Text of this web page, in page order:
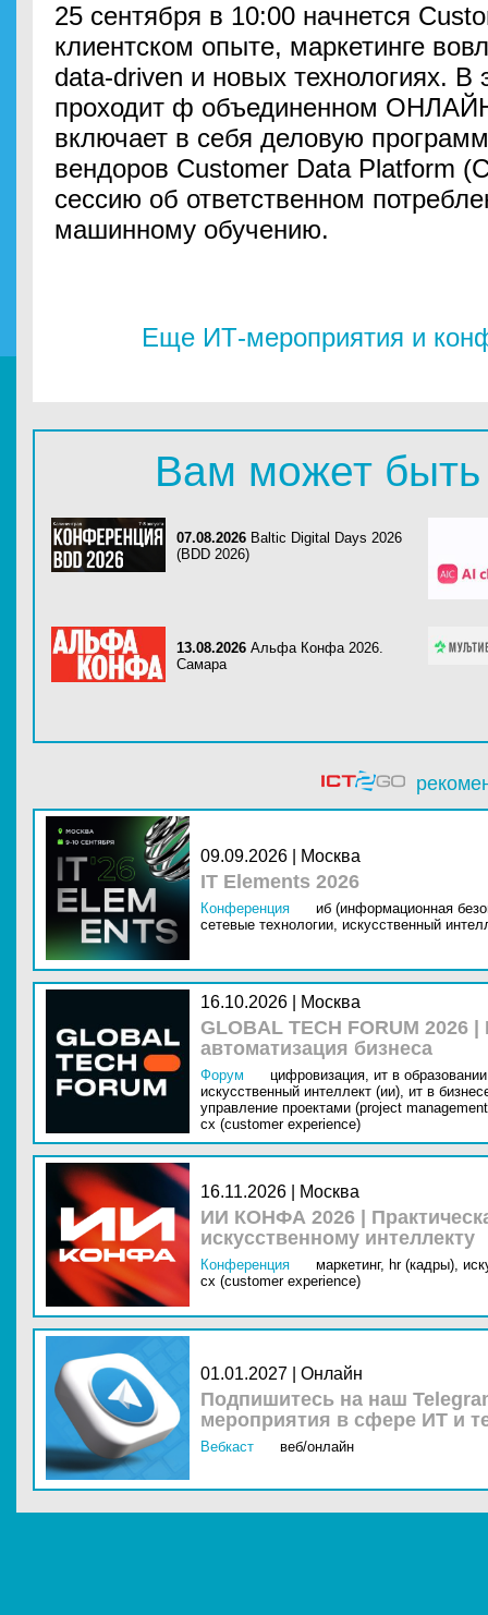
25 сентября в 10:00 начнется
клиентском опыте, маркетинге
data-driven и новых технологиях. В
проходит ф объединенном
включает в себя деловую
вендоров Customer Data Platform
сессию об ответственном
машинному обучению.
Еще ИТ-мероприятия и
Вам может быть
07.08.2026 Baltic Digital Days 2026
(BDD 2026)
13.08.2026 Альфа Конфа 2026.
Самара
09.09.2026 | Москва
IT Elements 2026
Конференция
иб (информационная
сетевые технологии, искусственный
16.10.2026 | Москва
GLOBAL TECH FORUM
автоматизация бизнеса
Форум цифровизация, ит в
искусственный интеллект (ии), ит в
управление проектами (project
cx (customer experience)
16.11.2026 | Москва
ИИ КОНФА 2026 |
искусственному интеллекту
Конференция маркетинг, hr (кадры),
cx (customer experience)
01.01.2027 | Онлайн
Подпишитесь на наш
мероприятия в сфере ИТ и
Вебкаст веб/онлайн